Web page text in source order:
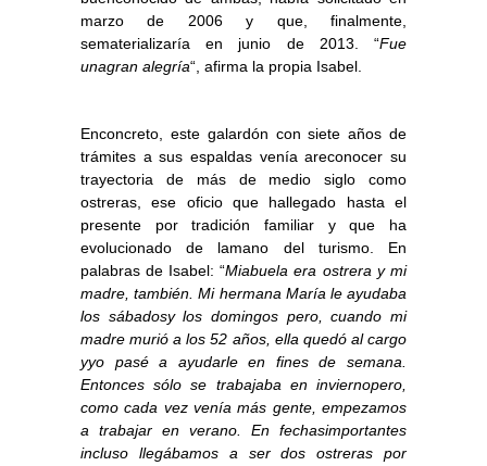
marzo de 2006 y que, finalmente,
sematerializaría en junio de 2013. “Fue
unagran alegría“, afirma la propia Isabel.
Enconcreto, este galardón con siete años de
trámites a sus espaldas venía areconocer su
trayectoria de más de medio siglo como
ostreras, ese oficio que hallegado hasta el
presente por tradición familiar y que ha
evolucionado de lamano del turismo. En
palabras de Isabel: “Miabuela era ostrera y mi
madre, también. Mi hermana María le ayudaba
los sábadosy los domingos pero, cuando mi
madre murió a los 52 años, ella quedó al cargo
yyo pasé a ayudarle en fines de semana.
Entonces sólo se trabajaba en inviernopero,
como cada vez venía más gente, empezamos
a trabajar en verano. En fechasimportantes
incluso llegábamos a ser dos ostreras por